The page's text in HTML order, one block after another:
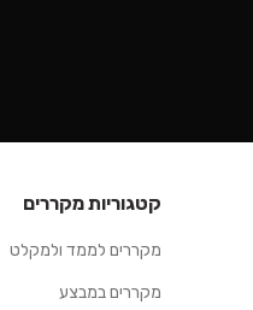
קטגוריות מקררים
מקררים לממד ולמקלט
מקררים במבצע